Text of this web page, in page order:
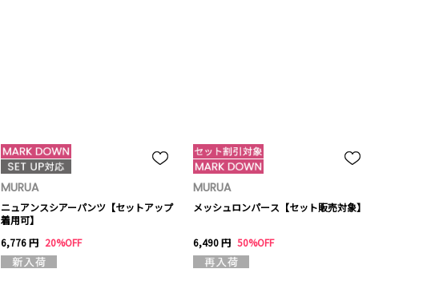
MURUA
ニュアンスシアーパンツ【セットアップ
着用可】
6,776 円 20%OFF
MURUA
メッシュロンパース【セット販売対象】
6,490 円 50%OFF